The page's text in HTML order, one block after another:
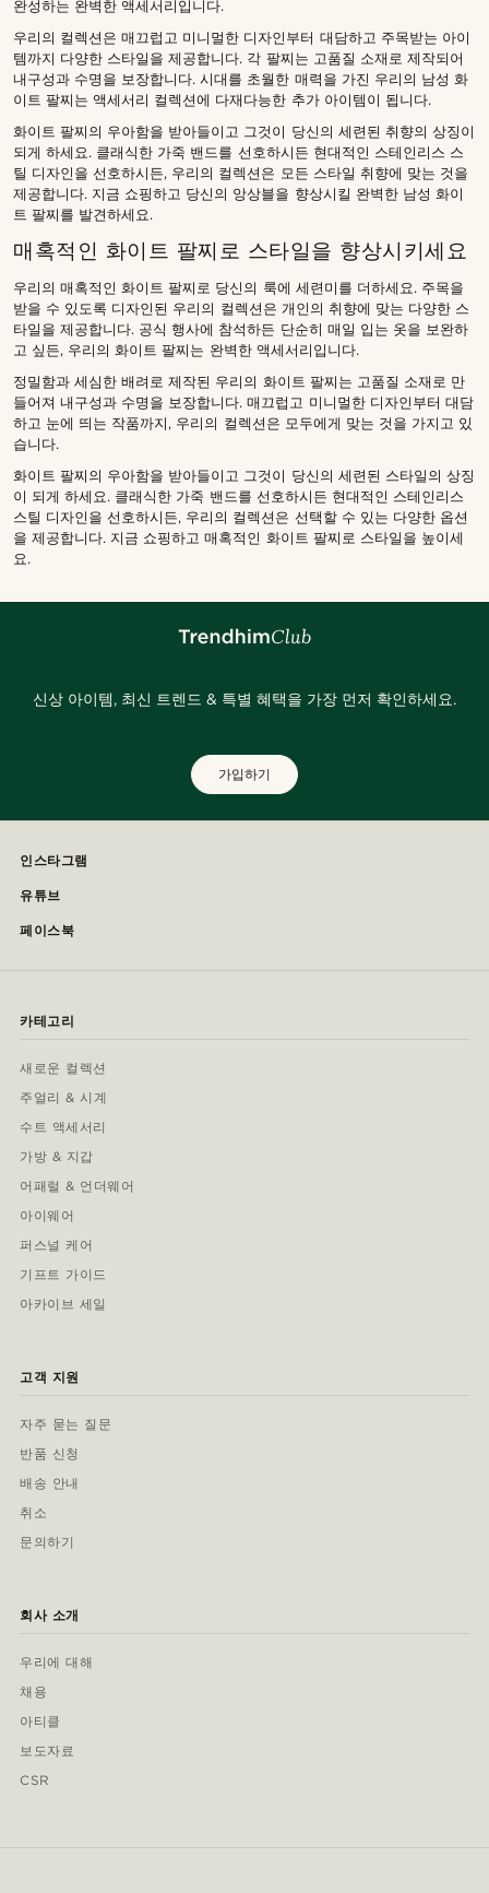
완성하는 완벽한 액세서리입니다.
우리의 컬렉션은 매끄럽고 미니멀한 디자인부터 대담하고 주목받는 아이
템까지 다양한 스타일을 제공합니다. 각 팔찌는 고품질 소재로 제작되어
내구성과 수명을 보장합니다. 시대를 초월한 매력을 가진 우리의 남성 화
이트 팔찌는 액세서리 컬렉션에 다재다능한 추가 아이템이 됩니다.
화이트 팔찌의 우아함을 받아들이고 그것이 당신의 세련된 취향의 상징이
되게 하세요. 클래식한 가죽 밴드를 선호하시든 현대적인 스테인리스 스
틸 디자인을 선호하시든, 우리의 컬렉션은 모든 스타일 취향에 맞는 것을
제공합니다. 지금 쇼핑하고 당신의 앙상블을 향상시킬 완벽한 남성 화이
트 팔찌를 발견하세요.
매혹적인 화이트 팔찌로 스타일을 향상시키세요
우리의 매혹적인 화이트 팔찌로 당신의 룩에 세련미를 더하세요. 주목을
받을 수 있도록 디자인된 우리의 컬렉션은 개인의 취향에 맞는 다양한 스
타일을 제공합니다. 공식 행사에 참석하든 단순히 매일 입는 옷을 보완하
고 싶든, 우리의 화이트 팔찌는 완벽한 액세서리입니다.
정밀함과 세심한 배려로 제작된 우리의 화이트 팔찌는 고품질 소재로 만
들어져 내구성과 수명을 보장합니다. 매끄럽고 미니멀한 디자인부터 대담
하고 눈에 띄는 작품까지, 우리의 컬렉션은 모두에게 맞는 것을 가지고 있
습니다.
화이트 팔찌의 우아함을 받아들이고 그것이 당신의 세련된 스타일의 상징
이 되게 하세요. 클래식한 가죽 밴드를 선호하시든 현대적인 스테인리스
스틸 디자인을 선호하시든, 우리의 컬렉션은 선택할 수 있는 다양한 옵션
을 제공합니다. 지금 쇼핑하고 매혹적인 화이트 팔찌로 스타일을 높이세
요.
신상 아이템, 최신 트렌드 & 특별 혜택을 가장 먼저 확인하세요.
가입하기
인스타그램
유튜브
페이스북
카테고리
새로운 컬렉션
주얼리 & 시계
수트 액세서리
가방 & 지갑
어패럴 & 언더웨어
아이웨어
퍼스널 케어
기프트 가이드
아카이브 세일
고객 지원
자주 묻는 질문
반품 신청
배송 안내
취소
문의하기
회사 소개
우리에 대해
채용
아티클
보도자료
CSR